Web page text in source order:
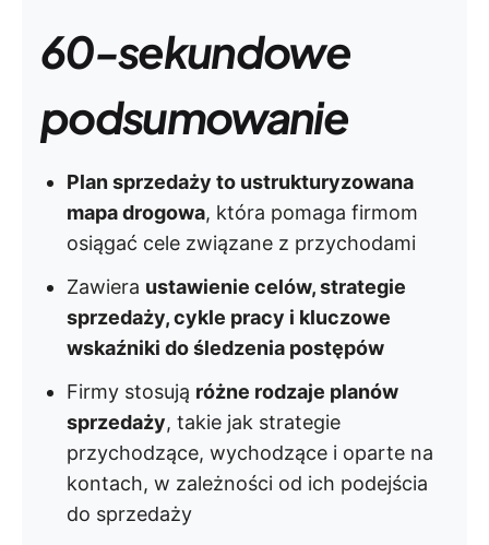
60-sekundowe
podsumowanie
Plan sprzedaży to ustrukturyzowana
mapa drogowa, która pomaga firmom
osiągać cele związane z przychodami
Zawiera ustawienie celów, strategie
sprzedaży, cykle pracy i kluczowe
wskaźniki do śledzenia postępów
Firmy stosują różne rodzaje planów
sprzedaży, takie jak strategie
przychodzące, wychodzące i oparte na
kontach, w zależności od ich podejścia
do sprzedaży